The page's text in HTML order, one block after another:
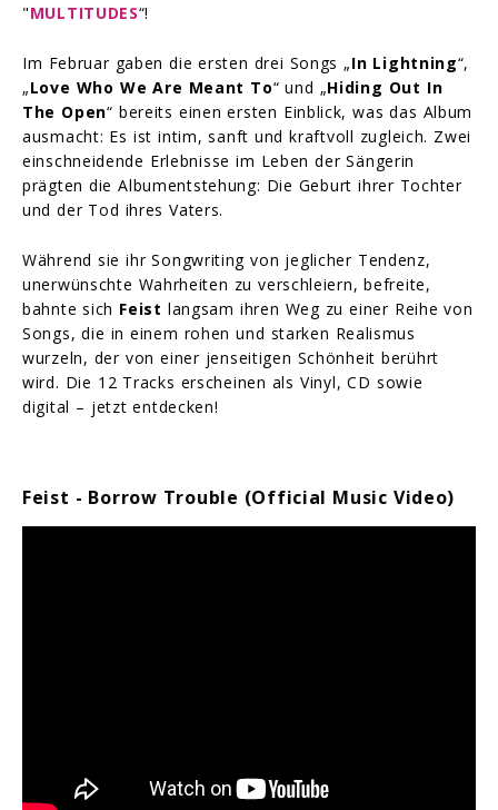
"MULTITUDES“!
Im Februar gaben die ersten drei Songs „In Lightning“,
„Love Who We Are Meant To“ und „Hiding Out In
The Open“ bereits einen ersten Einblick, was das Album
ausmacht: Es ist intim, sanft und kraftvoll zugleich. Zwei
einschneidende Erlebnisse im Leben der Sängerin
prägten die Albumentstehung: Die Geburt ihrer Tochter
und der Tod ihres Vaters.
Während sie ihr Songwriting von jeglicher Tendenz,
unerwünschte Wahrheiten zu verschleiern, befreite,
bahnte sich Feist langsam ihren Weg zu einer Reihe von
Songs, die in einem rohen und starken Realismus
wurzeln, der von einer jenseitigen Schönheit berührt
wird. Die 12 Tracks erscheinen als Vinyl, CD sowie
digital – jetzt entdecken!
Feist - Borrow Trouble (Official Music Video)